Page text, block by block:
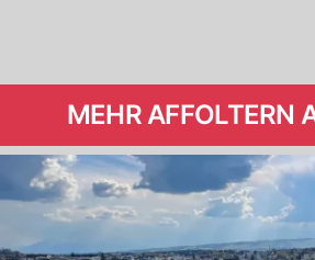
MEHR AFFOLTERN